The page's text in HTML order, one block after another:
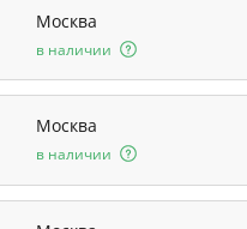
Москва
в наличии
Москва
в наличии